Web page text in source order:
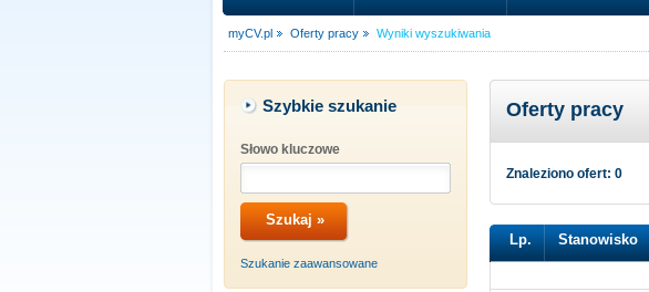
myCV.pl Oferty pracy Wyniki wyszukiwania
Szybkie szukanie
Słowo kluczowe
Szukanie zaawansowane
Oferty pracy
Znaleziono ofert: 0
Lp. Stanowisko